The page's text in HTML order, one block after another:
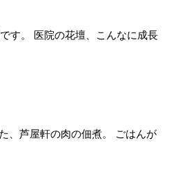
す。 医院の花壇、こんなに成長
、芦屋軒の肉の佃煮。 ごはんが